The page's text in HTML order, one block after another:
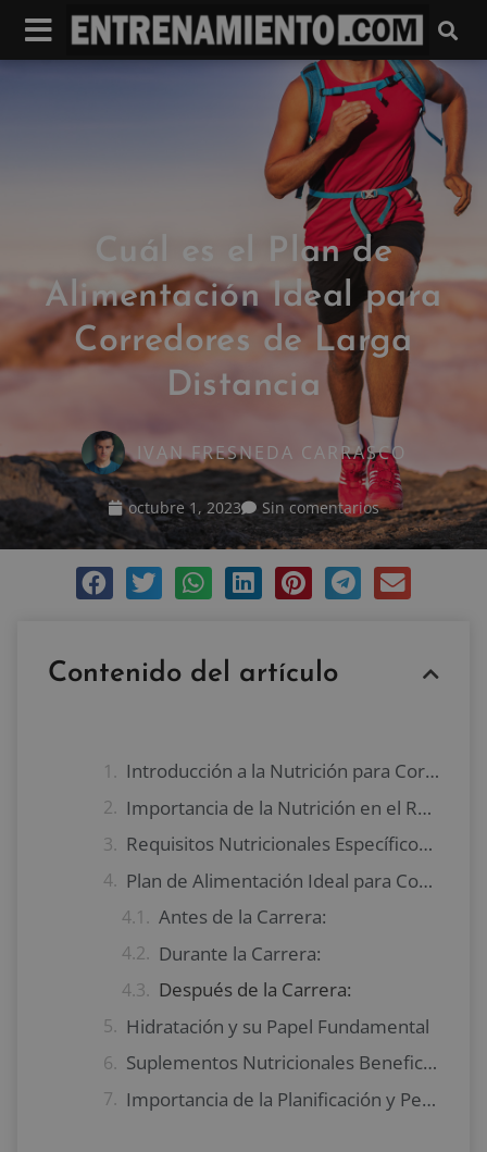
Cuál es el Plan de
Alimentación Ideal para
Corredores de Larga
Distancia
IVAN FRESNEDA CARRASCO
octubre 1, 2023 Sin comentarios
Contenido del artículo
Introducción a la Nutrición para Corredores de Larga Distancia
Importancia de la Nutrición en el Rendimiento Deportivo
Requisitos Nutricionales Específicos para Corredores de Larga Distancia
Plan de Alimentación Ideal para Corredores
Antes de la Carrera:
Durante la Carrera:
Después de la Carrera:
Hidratación y su Papel Fundamental
Suplementos Nutricionales Beneficiosos para Corredores
Importancia de la Planificación y Personalización del Plan de Alimentación